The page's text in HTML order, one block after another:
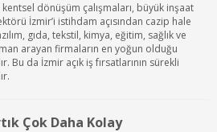
dönüşüm çalışmaları, büyük inşaat
İzmir’i istihdam açısından cazip hale
gıda, tekstil, kimya, eğitim, sağlık ve
arayan firmaların en yoğun olduğu
Bu da İzmir açık iş fırsatlarının sürekli
Çok Daha Kolay